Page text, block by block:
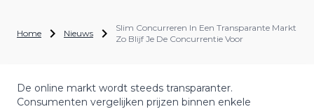
Home Nieuws
Slim Concurreren In Een Transparante Markt
Zo Blijf Je De Concurrentie Voor
De online markt wordt steeds transparanter.
Consumenten vergelijken prijzen binnen enkele